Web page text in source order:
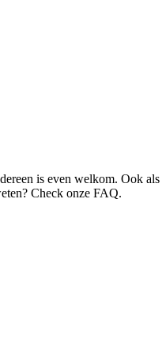
is even welkom. Ook als
Check onze FAQ.